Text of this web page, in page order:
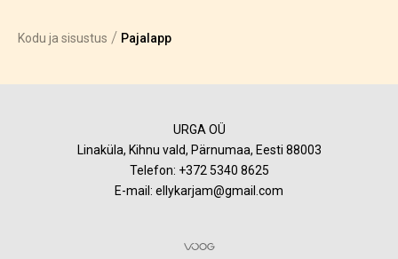
Kodu ja sisustus / Pajalapp
URGA OÜ
Linaküla, Kihnu vald, Pärnumaa, Eesti 88003
Telefon: +372 5340 8625
E-mail: ellykarjam@gmail.com